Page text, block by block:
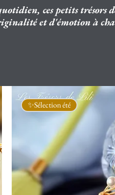
ces petits
et d'émotion à
✨Sélection été